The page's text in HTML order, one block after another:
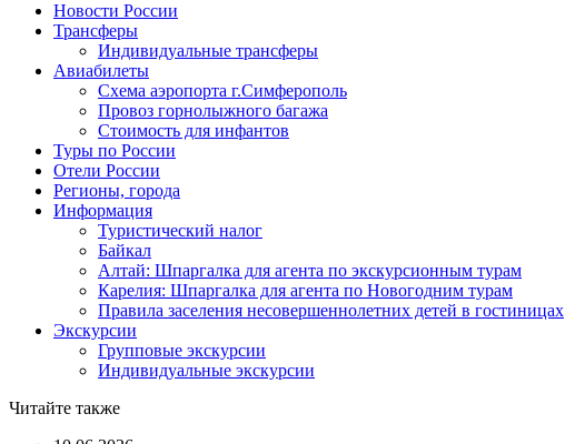
Новости России
Трансферы
Индивидуальные трансферы
Авиабилеты
Схема аэропорта г.Симферополь
Провоз горнолыжного багажа
Стоимость для инфантов
Туры по России
Отели России
Регионы, города
Информация
Туристический налог
Байкал
Алтай: Шпаргалка для агента по экскурсионным турам
Карелия: Шпаргалка для агента по Новогодним турам
Правила заселения несовершеннолетних детей в гостиницах
Экскурсии
Групповые экскурсии
Индивидуальные экскурсии
Читайте также